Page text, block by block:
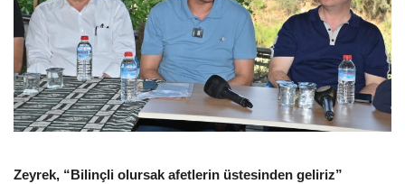
Zeyrek, “Bilinçli olursak afetlerin üstesinden geliriz”